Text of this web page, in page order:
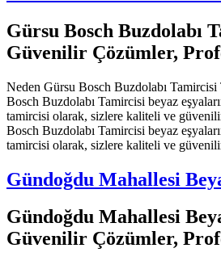
Gürsu Bosch Buzdolabı
Güvenilir Çözümler,
Neden Gürsu Bosch Buzdolabı
Bosch Buzdolabı Tamircisi beyaz
tamircisi olarak, sizlere kaliteli ve
Bosch Buzdolabı Tamircisi beyaz
tamircisi olarak, sizlere kaliteli ve
Gündoğdu Mahallesi
Gündoğdu Mahallesi
Güvenilir Çözümler,